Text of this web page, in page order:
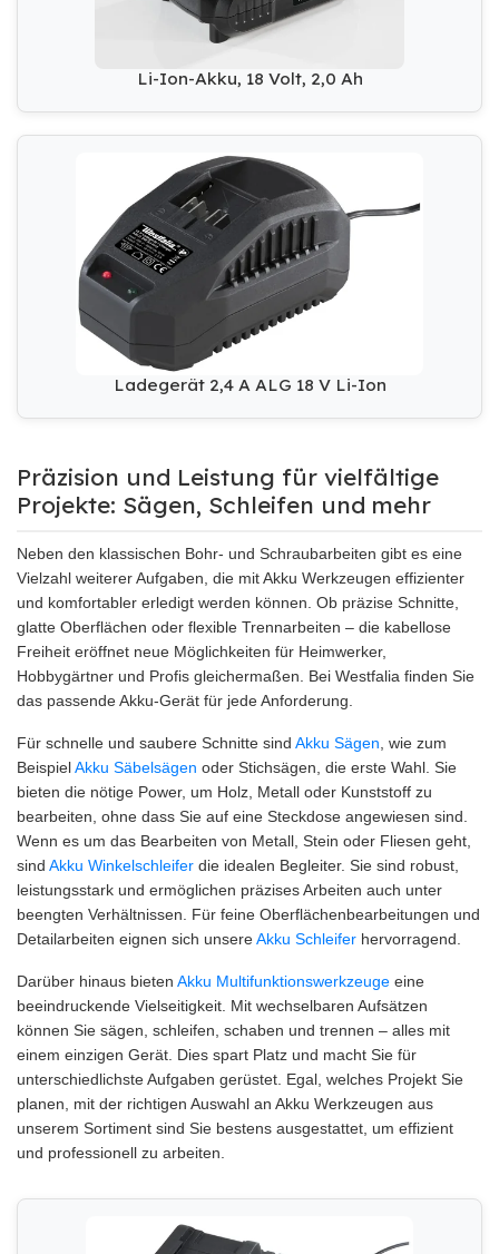
Li-Ion-Akku, 18 Volt, 2,0 Ah
Ladegerät 2,4 A ALG 18 V Li-Ion
Präzision und Leistung für vielfältige
Projekte: Sägen, Schleifen und mehr
Neben den klassischen Bohr- und Schraubarbeiten gibt es eine
Vielzahl weiterer Aufgaben, die mit Akku Werkzeugen effizienter
und komfortabler erledigt werden können. Ob präzise Schnitte,
glatte Oberflächen oder flexible Trennarbeiten – die kabellose
Freiheit eröffnet neue Möglichkeiten für Heimwerker,
Hobbygärtner und Profis gleichermaßen. Bei Westfalia finden Sie
das passende Akku-Gerät für jede Anforderung.
Für schnelle und saubere Schnitte sind Akku Sägen , wie zum
BeispielAkku Säbelsägen oder Stichsägen, die erste Wahl. Sie
bieten die nötige Power, um Holz, Metall oder Kunststoff zu
bearbeiten, ohne dass Sie auf eine Steckdose angewiesen sind.
Wenn es um das Bearbeiten von Metall, Stein oder Fliesen geht,
sind Akku Winkelschleifer die idealen Begleiter. Sie sind robust,
leistungsstark und ermöglichen präzises Arbeiten auch unter
beengten Verhältnissen. Für feine Oberflächenbearbeitungen und
Detailarbeiten eignen sich unsereAkku Schleifer hervorragend.
Darüber hinaus bieten Akku Multifunktionswerkzeuge eine
beeindruckende Vielseitigkeit. Mit wechselbaren Aufsätzen
können Sie sägen, schleifen, schaben und trennen – alles mit
einem einzigen Gerät. Dies spart Platz und macht Sie für
unterschiedlichste Aufgaben gerüstet. Egal, welches Projekt Sie
planen, mit der richtigen Auswahl an Akku Werkzeugen aus
unserem Sortiment sind Sie bestens ausgestattet, um effizient
und professionell zu arbeiten.